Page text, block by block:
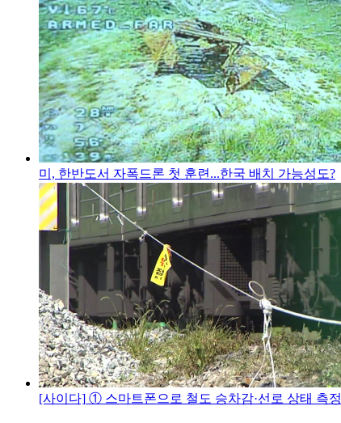
미, 한반도서 자폭드론 첫 훈련...한국 배치 가능성도?
[사이다] ① 스마트폰으로 철도 승차감·선로 상태 측정